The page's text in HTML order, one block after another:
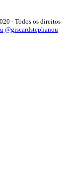
- Todos os direitos
@giscardstephanou